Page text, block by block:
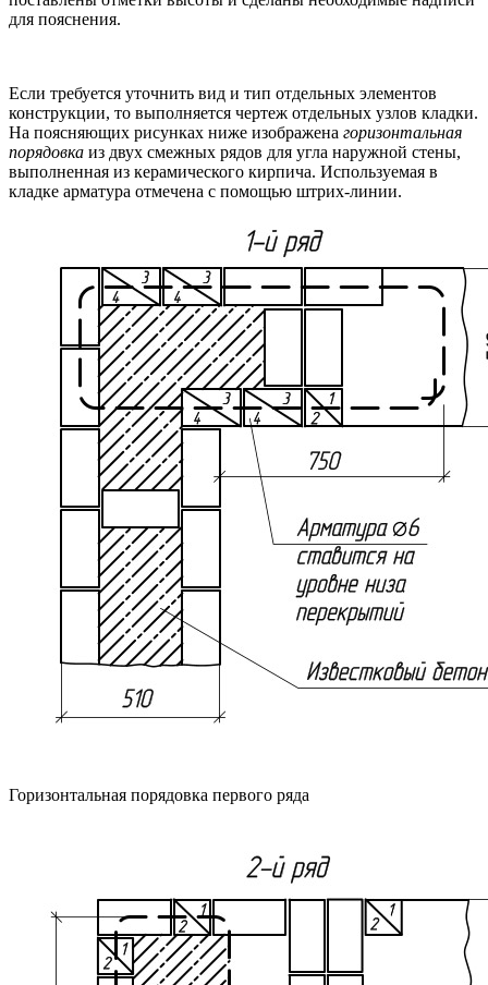
для пояснения.
Если требуется уточнить вид и тип отдельных элементов
конструкции, то выполняется чертеж отдельных узлов кладки.
На поясняющих рисунках ниже изображена горизонтальная
порядовка из двух смежных рядов для угла наружной стены,
выполненная из керамического кирпича. Используемая в
кладке арматура отмечена с помощью штрих-линии.
Горизонтальная порядовка первого ряда